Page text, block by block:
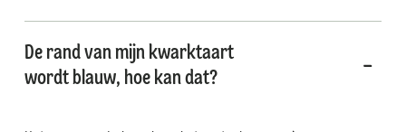
De rand van mijn kwarktaart
wordt blauw, hoe kan dat?